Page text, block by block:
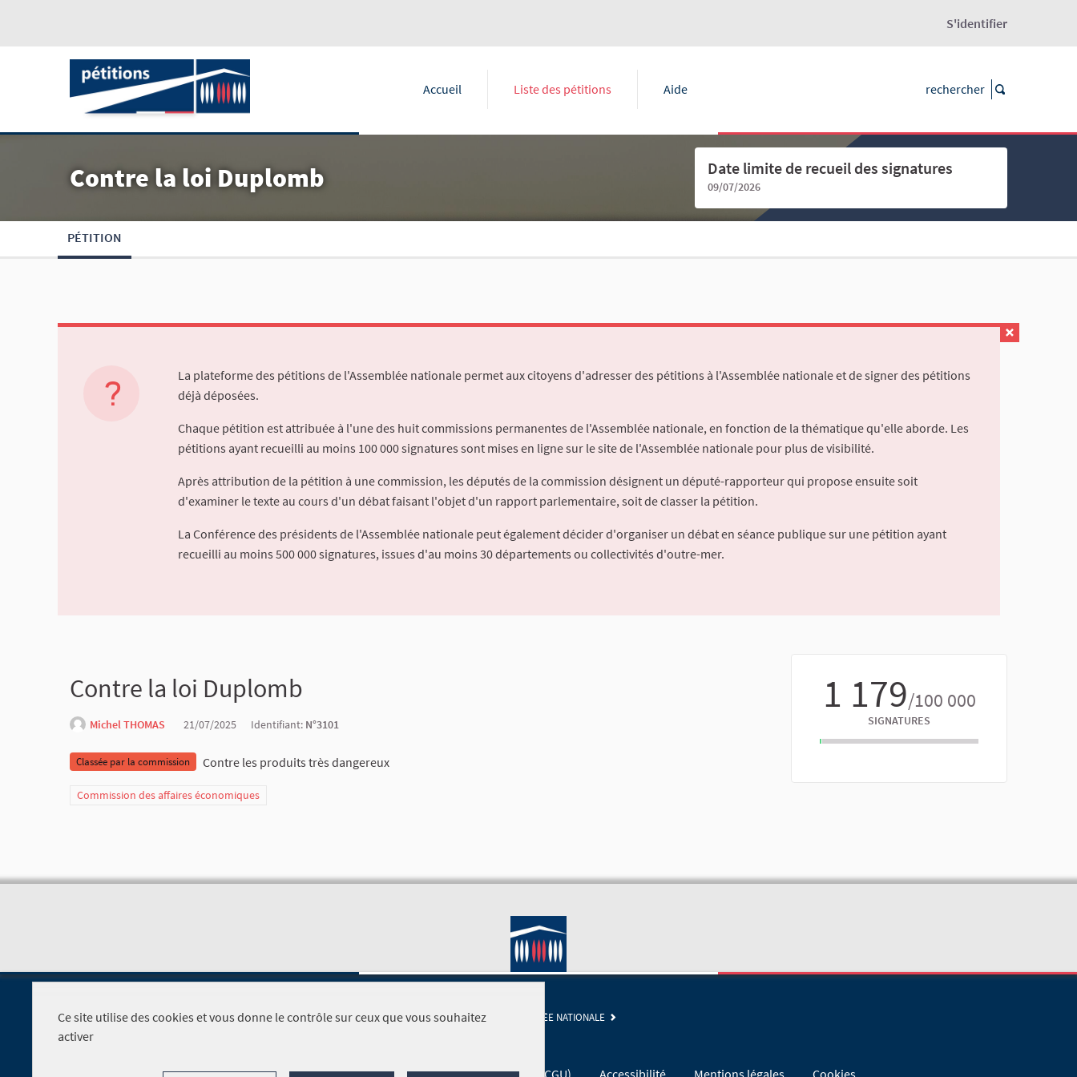
S'identifier
Accueil Liste des pétitions Aide
Contre la loi Duplomb Date limite de recueil des signatures
09/07/2026
PÉTITION
La plateforme des pétitions de l'Assemblée nationale permet aux citoyens d'adresser des pétitions à l'Assemblée nationale et de signer des pétitions
déjà déposées.
Chaque pétition est attribuée à l'une des huit commissions permanentes de l'Assemblée nationale, en fonction de la thématique qu'elle aborde. Les
pétitions ayant recueilli au moins 100 000 signatures sont mises en ligne sur le site de l'Assemblée nationale pour plus de visibilité.
Après attribution de la pétition à une commission, les députés de la commission désignent un député-rapporteur qui propose ensuite soit
d'examiner le texte au cours d'un débat faisant l'objet d'un rapport parlementaire, soit de classer la pétition.
La Conférence des présidents de l'Assemblée nationale peut également décider d'organiser un débat en séance publique sur une pétition ayant
recueilli au moins 500 000 signatures, issues d'au moins 30 départements ou collectivités d'outre-mer.
1 179/100 000
SIGNATURES
Contre la loi Duplomb
Michel THOMAS 21/07/2025 Identifiant: N°3101
Classée par la commission Contre les produits très dangereux
Commission des affaires économiques
SITE DE L'ASSEMBLÉE NATIONALE
Foire aux questions Conditions générales d'utilisation (CGU) Accessibilité Mentions légales Cookies
Ce site utilise des cookies et vous donne le contrôle sur ceux que vous souhaitez
activer